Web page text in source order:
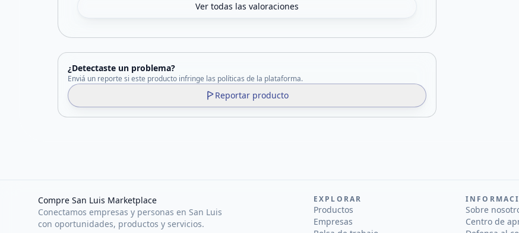
Ver todas las valoraciones
¿Detectaste un problema?
Enviá un reporte si este producto infringe las políticas de la plataforma.
Reportar producto
Compre San Luis Marketplace
Conectamos empresas y personas en San Luis
con oportunidades, productos y servicios.
EXPLORAR
Productos
Empresas
Sobre
Centro de